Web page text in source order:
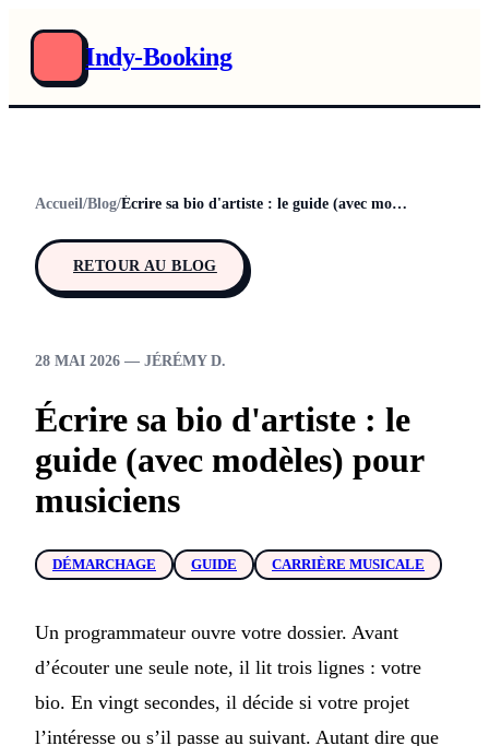
Indy-Booking
Accueil/Blog/ Écrire sa bio d'artiste : le guide (avec modèles) pour musiciens
RETOUR AU BLOG
28 MAI 2026 — JÉRÉMY D.
Écrire sa bio d'artiste : le
guide (avec modèles) pour
musiciens
DÉMARCHAGE GUIDE CARRIÈRE MUSICALE
Un programmateur ouvre votre dossier. Avant
d’écouter une seule note, il lit trois lignes : votre
bio. En vingt secondes, il décide si votre projet
l’intéresse ou s’il passe au suivant. Autant dire que